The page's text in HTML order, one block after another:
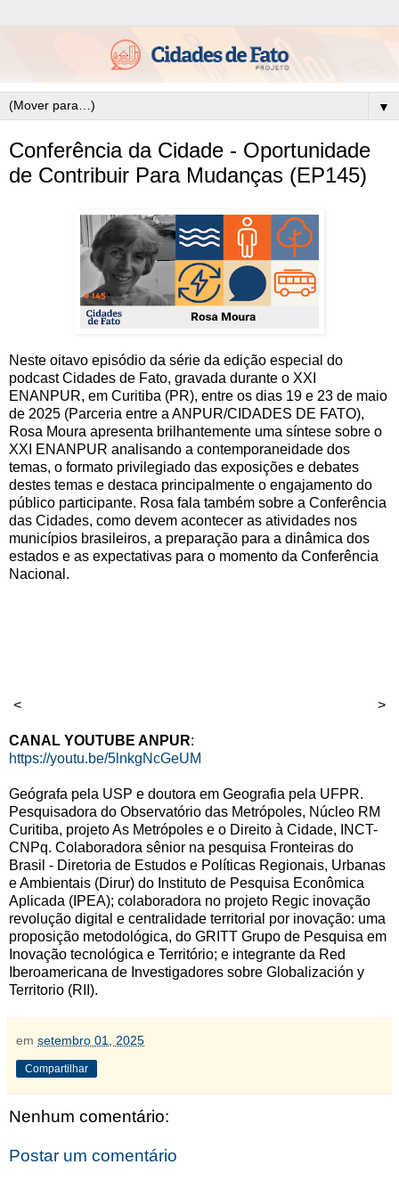
▼
Conferência da Cidade - Oportunidade
de Contribuir Para Mudanças (EP145)
Neste oitavo episódio da série da edição especial do
podcast Cidades de Fato, gravada durante o XXI
ENANPUR, em Curitiba (PR), entre os dias 19 e 23 de maio
de 2025 (Parceria entre a ANPUR/CIDADES DE FATO),
Rosa Moura apresenta brilhantemente uma síntese sobre o
XXI ENANPUR analisando a contemporaneidade dos
temas, o formato privilegiado das exposições e debates
destes temas e destaca principalmente o engajamento do
público participante. Rosa fala também sobre a Conferência
das Cidades, como devem acontecer as atividades nos
municípios brasileiros, a preparação para a dinâmica dos
estados e as expectativas para o momento da Conferência
Nacional.
< >
CANAL YOUTUBE ANPUR:
https://youtu.be/5lnkgNcGeUM
Geógrafa pela USP e doutora em Geografia pela UFPR.
Pesquisadora do Observatório das Metrópoles, Núcleo RM
Curitiba, projeto As Metrópoles e o Direito à Cidade, INCT-
CNPq. Colaboradora sênior na pesquisa Fronteiras do
Brasil - Diretoria de Estudos e Políticas Regionais, Urbanas
e Ambientais (Dirur) do Instituto de Pesquisa Econômica
Aplicada (IPEA); colaboradora no projeto Regic inovação
revolução digital e centralidade territorial por inovação: uma
proposição metodológica, do GRITT Grupo de Pesquisa em
Inovação tecnológica e Território; e integrante da Red
Iberoamericana de Investigadores sobre Globalización y
Territorio (RII).
em setembro 01, 2025
Compartilhar
Nenhum comentário:
Postar um comentário